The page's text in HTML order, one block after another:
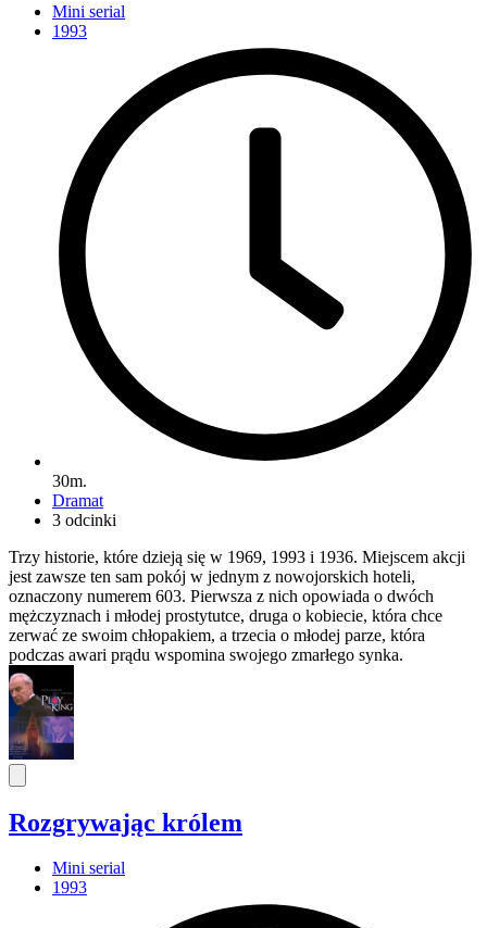
Mini serial
1993
30m.
Dramat
3 odcinki
Trzy historie, które dzieją się w 1969, 1993 i 1936. Miejscem akcji
jest zawsze ten sam pokój w jednym z nowojorskich hoteli,
oznaczony numerem 603. Pierwsza z nich opowiada o dwóch
mężczyznach i młodej prostytutce, druga o kobiecie, która chce
zerwać ze swoim chłopakiem, a trzecia o młodej parze, która
podczas awari prądu wspomina swojego zmarłego synka.
Rozgrywając królem
Mini serial
1993